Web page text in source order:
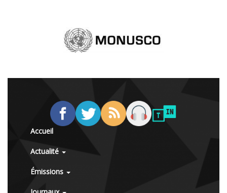
Accueil
Actualité
Émissions